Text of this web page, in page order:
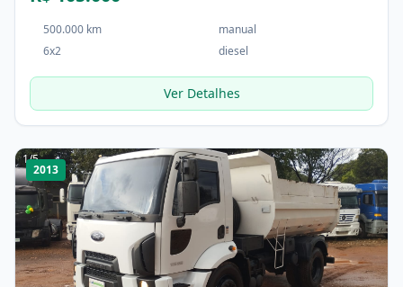
500.000 km
manual
6x2
diesel
Ver Detalhes
1/5
2013